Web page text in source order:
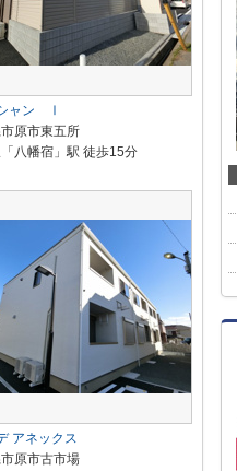
ャン Ⅰ
原市東五所
八幡宿」駅 徒歩15分
アネックス
原市古市場